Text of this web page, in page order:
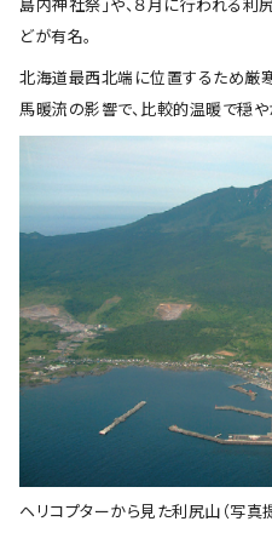
島内神社祭」や、８月に行われる利
どが有名。
北海道最西北端に位置するため厳
馬暖流の影響で、比較的温暖で穏や
ヘリコプターから見た利尻山（写真